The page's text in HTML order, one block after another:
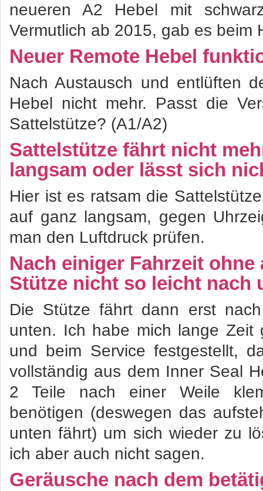
neueren A2 Hebel mit
Vermutlich ab 2015, gab es beim
Neuer Remote Hebel
Nach Austausch und entlüften
Hebel nicht mehr. Passt die
Sattelstütze? (A1/A2)
Sattelstütze fährt nicht
langsam oder lässt sich
Hier ist es ratsam die
auf ganz langsam, gegen
man den Luftdruck prüfen.
Nach einiger Fahrzeit ohne
Stütze nicht so leicht nach
Die Stütze fährt dann erst
unten. Ich habe mich lange Zeit
und beim Service festgestellt,
vollständig aus dem Inner Seal
2 Teile nach einer Weile
benötigen (deswegen das
unten fährt) um sich wieder zu
ich aber auch nicht sagen.
Geräusche nach dem